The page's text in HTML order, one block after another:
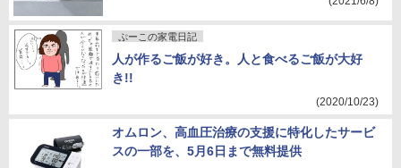
ぷーこの家電日記
人が作るご飯が好き。人と食べるご飯が大好
き!!
(2020/10/23)
オムロン、高血圧治療の支援に特化したサービ
スの一部を、5月6日まで無料提供